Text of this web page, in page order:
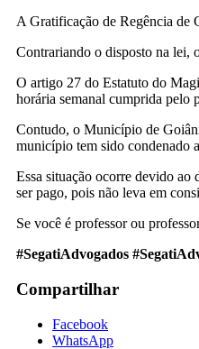
A Gratificação de Regência de
Contrariando o disposto na lei,
O artigo 27 do Estatuto do
horária semanal cumprida pelo
Contudo, o Município de
município tem sido condenado
Essa situação ocorre devido ao
ser pago, pois não leva em
Se você é professor ou
#SegatiAdvogados
Compartilhar
Facebook
WhatsApp